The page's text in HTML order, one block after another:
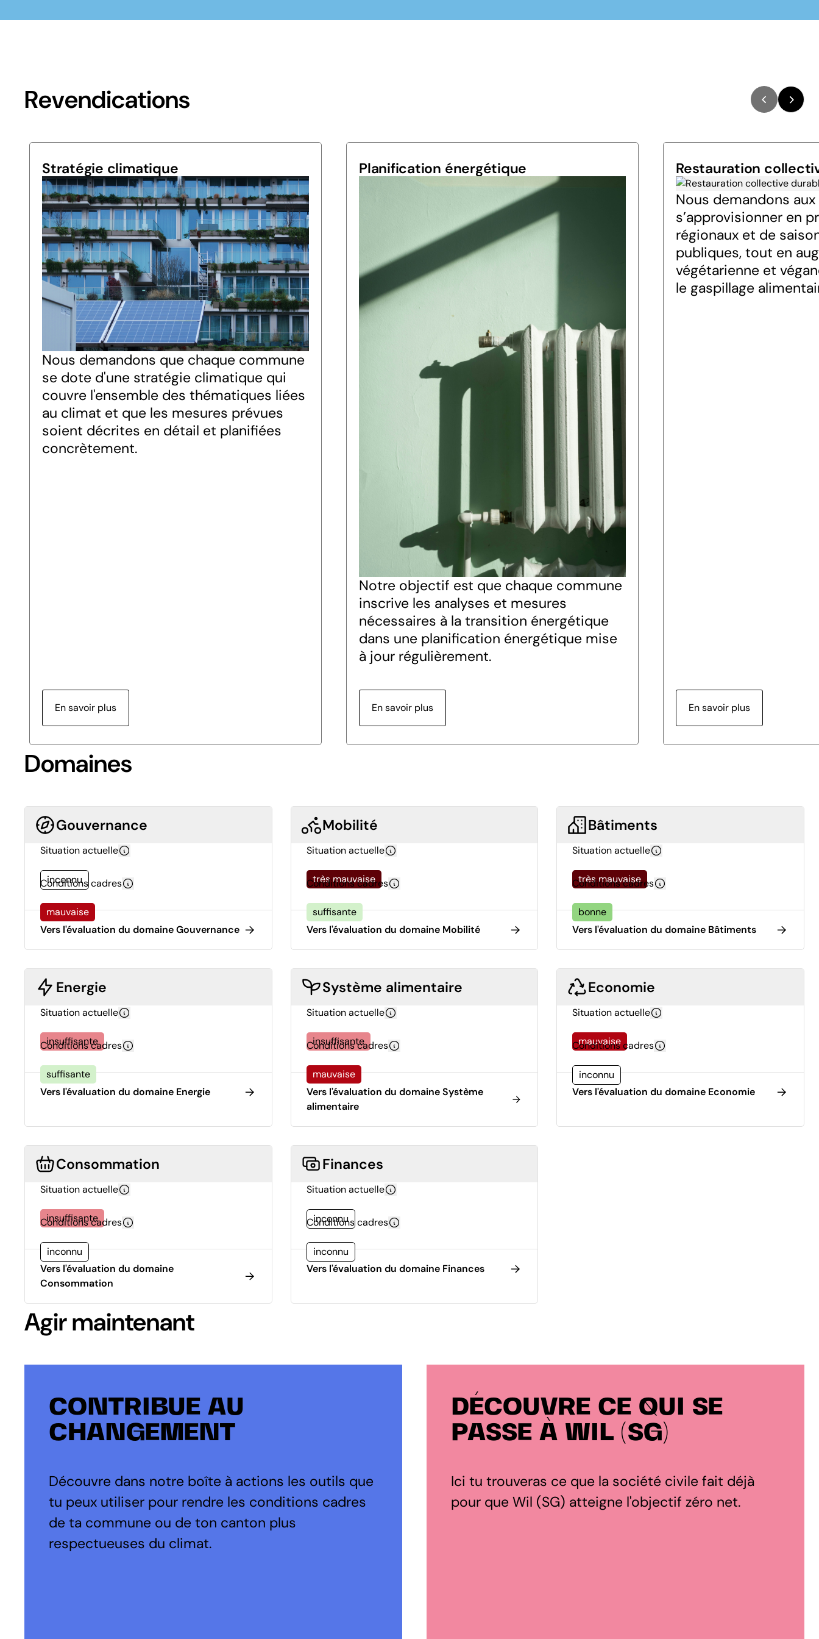
Revendications
Stratégie climatique
Nous demandons que chaque commune
se dote d'une stratégie climatique qui
couvre l'ensemble des thématiques liées
au climat et que les mesures prévues
soient décrites en détail et planifiées
concrètement.
En savoir plus
Planification énergétique
Notre objectif est que chaque commune
inscrive les analyses et mesures
nécessaires à la transition énergétique
dans une planification énergétique mise
à jour régulièrement.
En savoir plus
Restauration
Nous demandons
s’approvisionner en
régionaux et de
publiques, tout en
végétarienne et
le gaspillage
En savoir plus
Domaines
Gouvernance
Situation actuelle
inconnu
Conditions cadres
mauvaise
Vers l'évaluation du domaine Gouvernance
Mobilité
Situation actuelle
très mauvaise
Conditions cadres
suffisante
Vers l'évaluation du domaine Mobilité
Bâtiments
Situation actuelle
très mauvaise
Conditions cadres
bonne
Vers l'évaluation du domaine Bâtiments
Energie
Situation actuelle
insuffisante
Conditions cadres
suffisante
Vers l'évaluation du domaine Energie
Système alimentaire
Situation actuelle
insuffisante
Conditions cadres
mauvaise
Vers l'évaluation du domaine Système
alimentaire
Economie
Situation actuelle
mauvaise
Conditions cadres
inconnu
Vers l'évaluation du domaine Economie
Consommation
Situation actuelle
insuffisante
Conditions cadres
inconnu
Vers l'évaluation du domaine
Consommation
Finances
Situation actuelle
inconnu
Conditions cadres
inconnu
Vers l'évaluation du domaine Finances
Agir maintenant
CONTRIBUE AU
CHANGEMENT
Découvre dans notre boîte à actions les outils que
tu peux utiliser pour rendre les conditions cadres
de ta commune ou de ton canton plus
respectueuses du climat.
DÉCOUVRE CE QUI SE
PASSE À WIL (SG)
Ici tu trouveras ce que la société civile fait déjà
pour que Wil (SG) atteigne l'objectif zéro net.